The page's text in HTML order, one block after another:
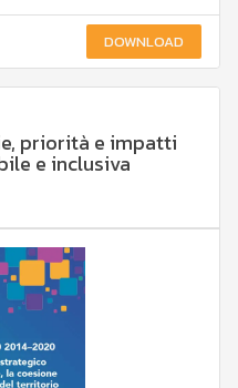
DOWNLOAD
priorità e impatti
e inclusiva